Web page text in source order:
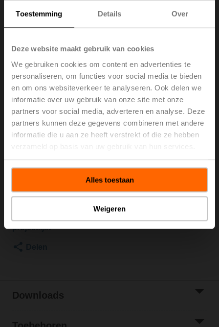
Toestemming Details Over
Deze website maakt gebruik van cookies
We gebruiken cookies om content en advertenties te
personaliseren, om functies voor social media te bieden
en om ons websiteverkeer te analyseren. Ook delen we
informatie over uw gebruik van onze site met onze
partners voor social media, adverteren en analyse. Deze
partners kunnen deze gegevens combineren met andere
informatie die u aan ze heeft verstrekt of die ze hebben
Alles toestaan
Weigeren
R7040R16-
B3+NRQ24A-SZ
Regelkogelkraan, 3-weg, DN 40, Flens, PN 6, ps
600 kPa, Kvs 16 m³/h, Mediumtemperatuur -10...100°C
[14...212°F]
Zeer snellopende roterende aandrijving, 8 Nm,
Aandrijving gemonteerd
Toevoegen aan
projectlijst
Downloads